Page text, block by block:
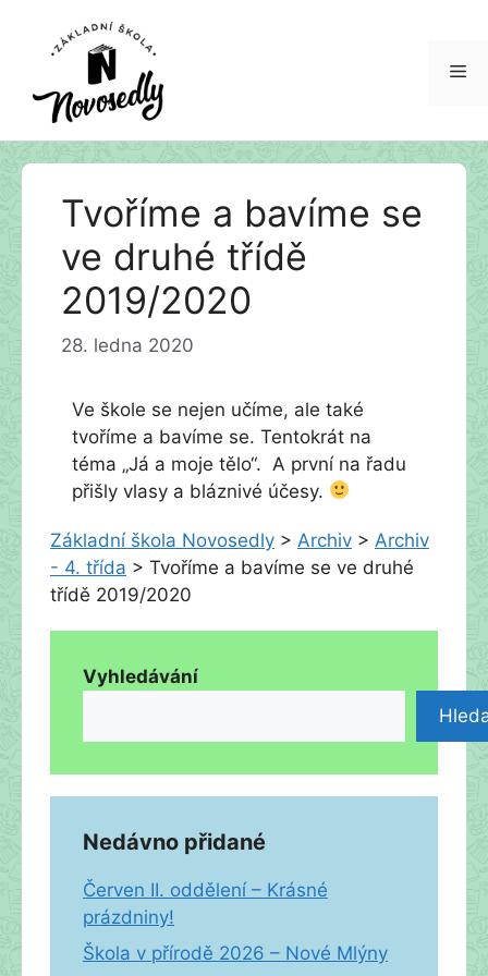
Přeskočit
Tvoříme a bavíme se
ve druhé třídě
2019/2020
28. ledna 2020
Ve škole se nejen učíme, ale také
tvoříme a bavíme se. Tentokrát na
téma „Já a moje tělo“. A první na řadu
přišly vlasy a bláznivé účesy.
Základní škola Novosedly > Archiv > Archiv
- 4. třída > Tvoříme a bavíme se ve druhé
třídě 2019/2020
Vyhledávání
Nedávno přidané
Červen II. oddělení – Krásné
prázdniny!
Škola v přírodě 2026 – Nové Mlýny